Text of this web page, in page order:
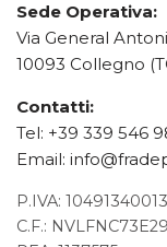
Sede Operativa:
Via General
10093 Collegno
Contatti:
Tel: +39 339 546
Email:
P.IVA: 10491340013
C.F.: